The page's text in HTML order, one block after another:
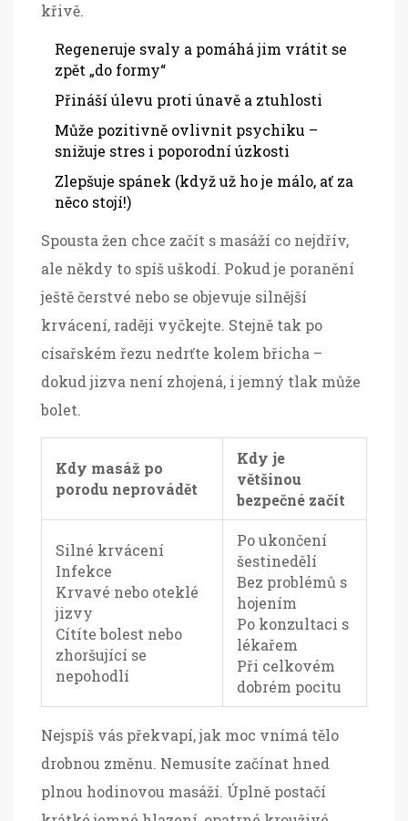
křivě.
Regeneruje svaly a pomáhá jim vrátit se
zpět „do formy“
Přináší úlevu proti únavě a ztuhlosti
Může pozitivně ovlivnit psychiku –
snižuje stres i poporodní úzkosti
Zlepšuje spánek (když už ho je málo, ať za
něco stojí!)
Spousta žen chce začít s masáží co nejdřív,
ale někdy to spíš uškodí. Pokud je poranění
ještě čerstvé nebo se objevuje silnější
krvácení, raději vyčkejte. Stejně tak po
císařském řezu nedrťte kolem břicha –
dokud jizva není zhojená, i jemný tlak může
bolet.
Kdy masáž po
porodu neprovádět
Kdy je
většinou
bezpečné začít
Silné krvácení
Infekce
Krvavé nebo oteklé
jizvy
Cítíte bolest nebo
zhoršující se
nepohodlí
Po ukončení
šestinedělí
Bez problémů s
hojením
Po konzultaci s
lékařem
Při celkovém
dobrém pocitu
Nejspíš vás překvapí, jak moc vnímá tělo
drobnou změnu. Nemusíte začínat hned
plnou hodinovou masáží. Úplně postačí